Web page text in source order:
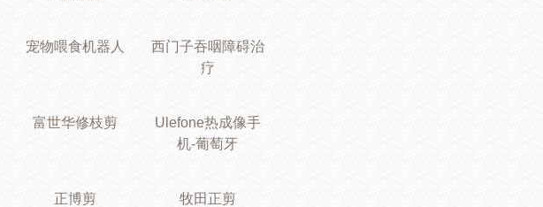
宠物喂食机器人
西门子吞咽障碍治
疗
富世华修枝剪
Ulefone热成像手
机-葡萄牙
正博剪 牧田正剪